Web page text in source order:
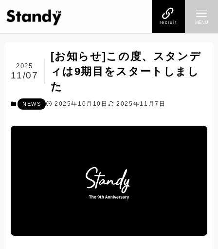
recruit MENU
[お知らせ]この度、スタンデ
ィは9期目をスタートしまし
た
2025
11/07
NEWS 2025年10月10日 2025年11月7日